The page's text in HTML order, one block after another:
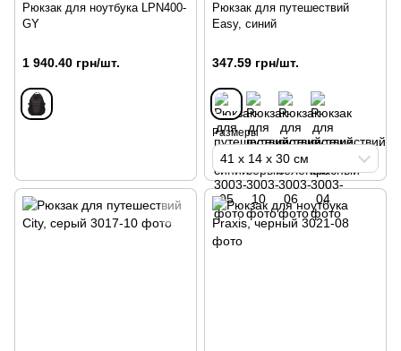
Рюкзак для ноутбука LPN400-
GY
1 940.40 грн/шт.
Рюкзак для путешествий
Easy, синий
347.59 грн/шт.
Размеры
41 х 14 х 30 см